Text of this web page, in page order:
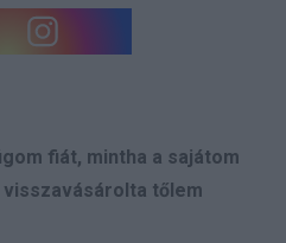
fiát, mintha a sajátom
tőlem